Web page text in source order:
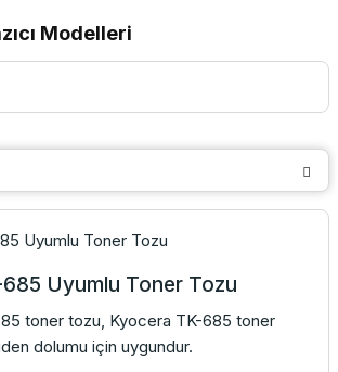
Modelleri
Uyumlu Toner Tozu
toner tozu, Kyocera TK-685 toner
dolumu için uygundur.